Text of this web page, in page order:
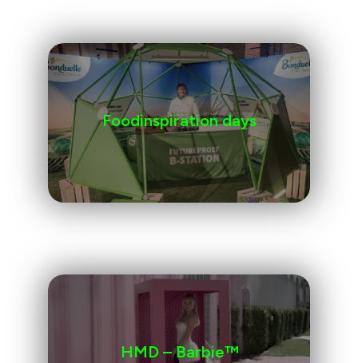
Foodinspiration days
HMD – Barbie™️